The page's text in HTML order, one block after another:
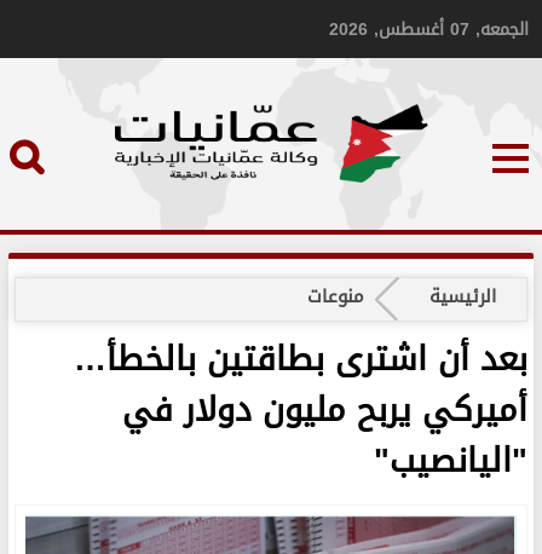
الجمعه, 07 أغسطس, 2026
الرئيسية منوعات
بعد أن اشترى بطاقتين بالخطأ…
أميركي يربح مليون دولار في
"اليانصيب"